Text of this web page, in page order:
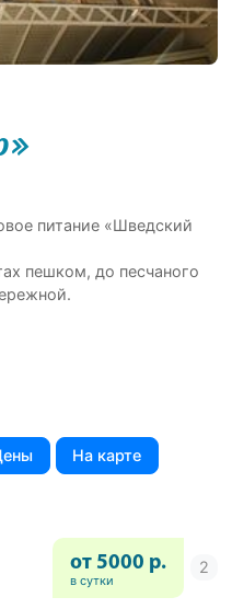
питание «Шведский
пешком, до песчаного
На карте
от 5000 р.
в сутки